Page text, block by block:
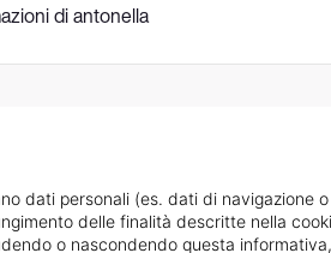
di antonella
dati personali (es. dati di navigazione
delle finalità descritte nella
o nascondendo questa